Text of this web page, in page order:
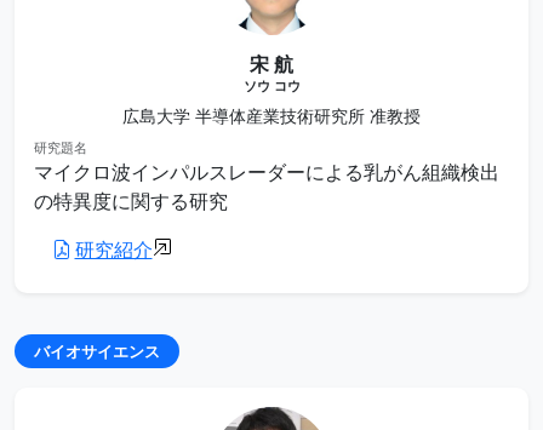
宋 航
ソウ コウ
広島大学 半導体産業技術研究所 准教授
研究題名
マイクロ波インパルスレーダーによる乳がん組織検出
の特異度に関する研究
研究紹介
バイオサイエンス